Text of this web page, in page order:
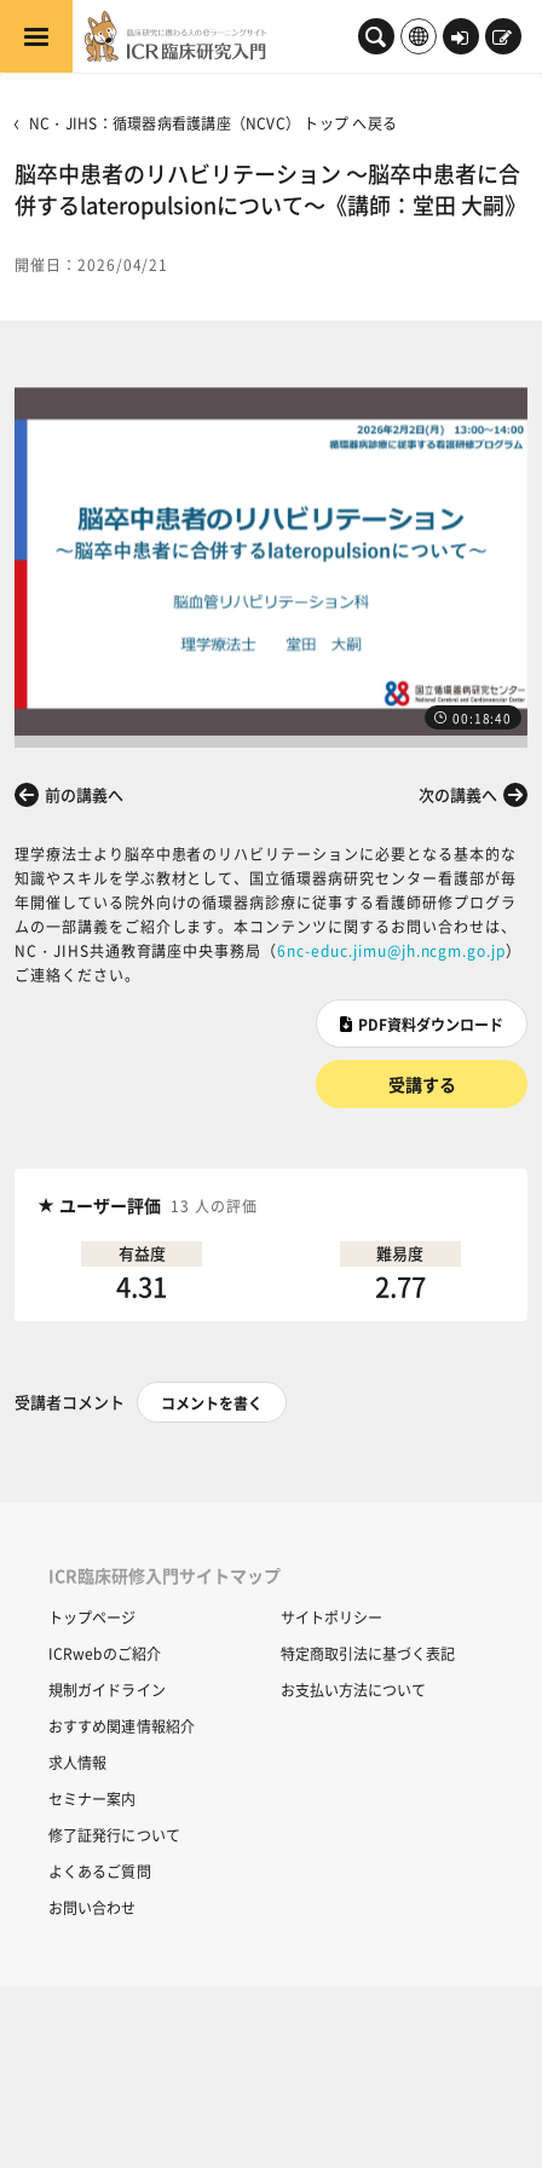
メインコンテンツへスキップする
ロ
新
NC・JIHS：循環器病看護講座（NCVC） トップ へ戻る
脳卒中患者のリハビリテーション ～脳卒中患者に合
併するlateropulsionについて～《講師：堂田 大嗣》
開催日：2026/04/21
00:18:40
前の講義へ 次の講義へ
理学療法士より脳卒中患者のリハビリテーションに必要となる基本的な
知識やスキルを学ぶ教材として、国立循環器病研究センター看護部が毎
年開催している院外向けの循環器病診療に従事する看護師研修プログラ
ムの一部講義をご紹介します。本コンテンツに関するお問い合わせは、
NC・JIHS共通教育講座中央事務局（6nc-educ.jimu@jh.ncgm.go.jp）
ご連絡ください。
PDF資料ダウンロード
受講する
ユーザー評価 13 人の評価
有益度
4.31
難易度
2.77
受講者コメント コメントを書く
ICR臨床研修入門サイトマップ
トップページ
ICRwebのご紹介
規制ガイドライン
おすすめ関連情報紹介
求人情報
セミナー案内
修了証発行について
よくあるご質問
お問い合わせ
サイトポリシー
特定商取引法に基づく表記
お支払い方法について